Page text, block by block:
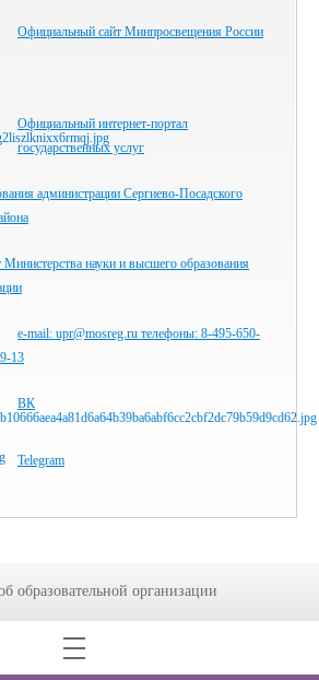
Официальный сайт Минпросвещения России
Официальный интернет-портал
государственных услуг
администрации Сергиево-Посадского
науки и высшего образования
e-mail: upr@mosreg.ru телефоны: 8-495-650-
13
ВК
Telegram
образовательной организации